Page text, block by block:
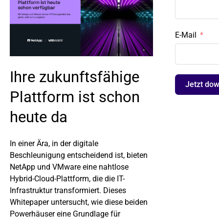
Ihre zukunftsfähige
Plattform ist schon
heute da
In einer Ära, in der digitale
Beschleunigung entscheidend ist, bieten
NetApp und VMware eine nahtlose
Hybrid-Cloud-Plattform, die die IT-
Infrastruktur transformiert. Dieses
Whitepaper untersucht, wie diese beiden
Powerhäuser eine Grundlage für
E-Mail
Jetzt